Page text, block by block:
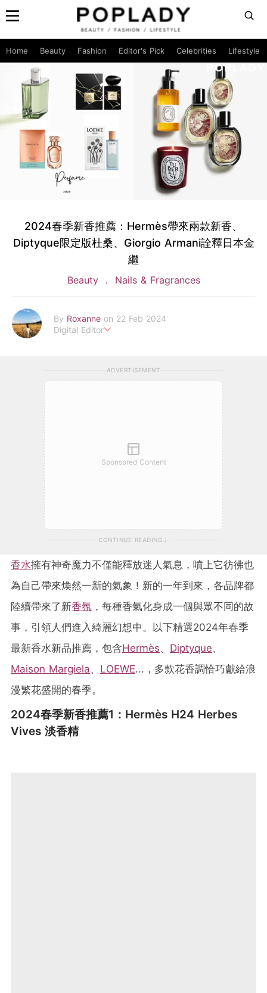
Home Beauty Fashion Editor's Pick Celebrities Lifestyle
2024春季新香推薦：Hermès帶來兩款新香、
Diptyque限定版杜桑、Giorgio Armani詮釋日本金
繼
Beauty Nails & Fragrances
By Roxanne on 22 Feb 2024
Digital Editor
roxanne.lee@poplady-mag.com
ADVERTISEMENT
Sponsored Content
CONTINUE READING
香水擁有神奇魔力不僅能釋放迷人氣息，噴上它彷彿也
為自己帶來煥然一新的氣象！新的一年到來，各品牌都
陸續帶來了新香氛 ，每種香氣化身成一個與眾不同的故
事，引領人們進入綺麗幻想中。以下精選2024年春季
最新香水新品推薦，包含Hermès、 Diptyque、
Maison Margiela、 LOEWE...，多款花香調恰巧獻給浪
漫繁花盛開的春季。
2024春季新香推薦1：Hermès H24 Herbes
Vives 淡香精